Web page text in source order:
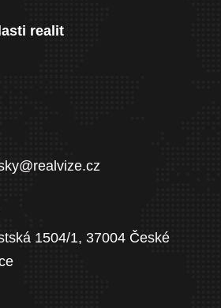
realit
1504/1, 37004 České